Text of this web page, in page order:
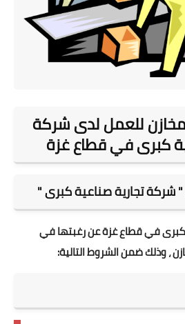
للعمل لدى شركة
كبرى في قطاع غزة
شركة تجارية صناعية كبرى "
كبرى في قطاع غزة عن رغبتها في
، وذلك ضمن الشروط التالية: